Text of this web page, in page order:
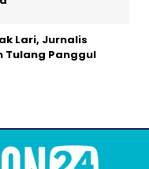
Lari, Jurnalis
Tulang Panggul